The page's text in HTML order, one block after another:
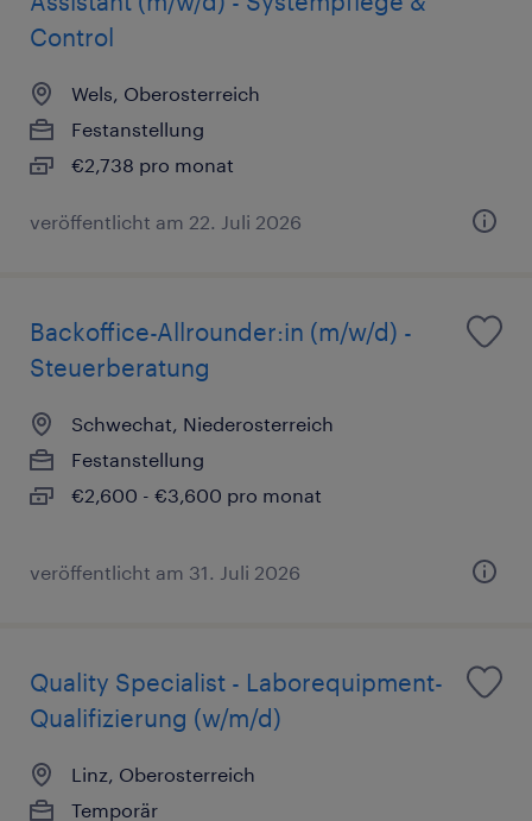
Control
Wels, Oberosterreich
Festanstellung
€2,738 pro monat
veröffentlicht am 22. Juli 2026
Backoffice-Allrounder:in (m/w/d) -
Steuerberatung
Schwechat, Niederosterreich
Festanstellung
€2,600 - €3,600 pro monat
veröffentlicht am 31. Juli 2026
Quality Specialist - Laborequipment-
Qualifizierung (w/m/d)
Linz, Oberosterreich
Temporär